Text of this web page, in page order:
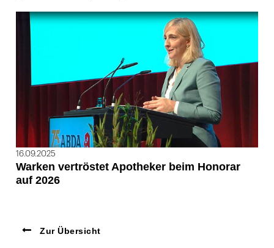
16.09.2025
Warken vertröstet Apotheker beim Honorar
auf 2026
Zur Übersicht